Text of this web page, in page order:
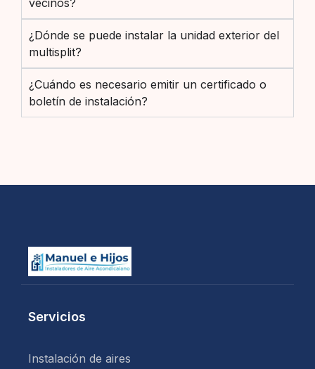
vecinos?
¿Dónde se puede instalar la unidad exterior del
multisplit?
¿Cuándo es necesario emitir un certificado o
boletín de instalación?
Servicios
Instalación de aires